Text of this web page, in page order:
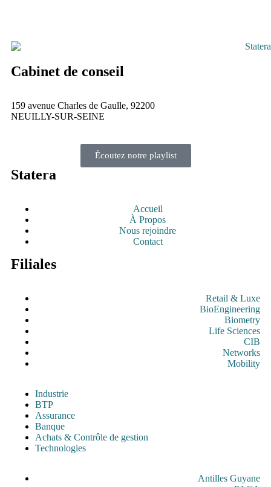
Cabinet de conseil
159 avenue Charles de Gaulle, 92200
NEUILLY-SUR-SEINE
Écoutez notre playlist
Statera
Accueil
À Propos
Nous rejoindre
Contact
Filiales
Retail & Luxe
BioEngineering
Biometry
Life Sciences
CIB
Networks
Mobility
Industrie
BTP
Assurance
Banque
Achats & Contrôle de gestion
Technologies
Antilles Guyane